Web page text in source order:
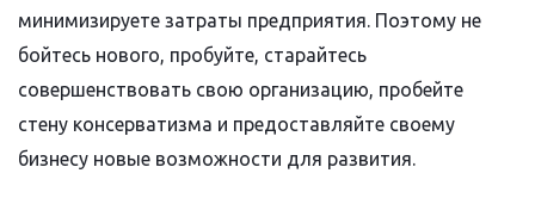
минимизируете затраты предприятия. Поэтому не
бойтесь нового, пробуйте, старайтесь
совершенствовать свою организацию, пробейте
стену консерватизма и предоставляйте своему
бизнесу новые возможности для развития.